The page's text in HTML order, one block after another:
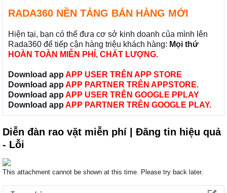
RADA360 NỀN TẢNG BÁN HÀNG MỚI
Hiện tại, bạn có thể đưa cơ sở kinh doanh của mình lên
Rada360 để tiếp cận hàng triệu khách hàng: Mọi thứ
HOÀN TOÀN MIỄN PHÍ, CHẤT LƯỢNG.
Download app APP USER TRÊN APP STORE
Download app APP PARTNER TRÊN APPSTORE.
Download app APP USER TRÊN GOOGLE PPLAY
Download app APP PARTNER TRÊN GOOGLE PLAY.
Diễn đàn rao vặt miễn phí | Đăng tin hiệu quả
- Lỗi
This attachment cannot be shown at this time. Please try back later.